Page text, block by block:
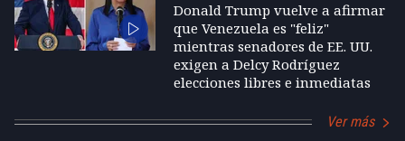
Donald Trump vuelve a afirmar
que Venezuela es "feliz"
mientras senadores de EE. UU.
exigen a Delcy Rodríguez
elecciones libres e inmediatas
Ver más